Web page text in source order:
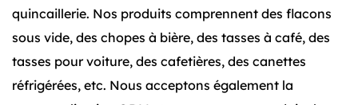
auparavant.
quincaillerie. Nos produits comprennent des flacons
sous vide, des chopes à bière, des tasses à café, des
tasses pour voiture, des cafetières, des canettes
réfrigérées, etc. Nous acceptons également la